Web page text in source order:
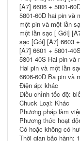
[A7] 6606 + 5801-
5801-60D hai pin và
một pin và một lần
một lần sạc [ Gói]
sạc [Gói] [A7] 6603
[A7] 6601 + 5801-
5801-40S Hai pin và
Hai pin và một lần
6606-60D Ba pin và
Điện áp: khác
Điều chỉnh tốc độ:
Chuck Loại: Khác
Phương pháp làm
Phương thức hoạt
Có hoặc không có
Thời gian bảo hành: